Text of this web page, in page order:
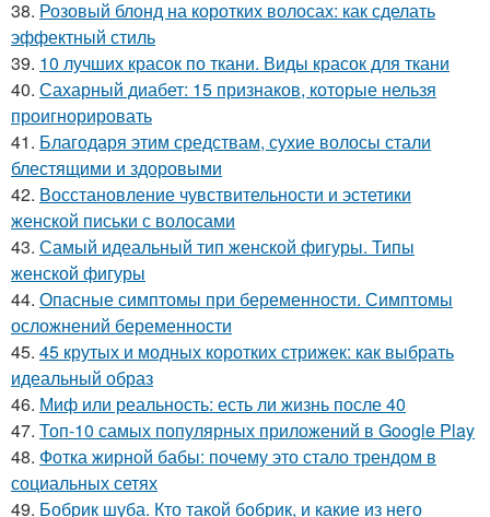
38. Розовый блонд на коротких волосах: как сделать
эффектный стиль
39. 10 лучших красок по ткани. Виды красок для ткани
40. Сахарный диабет: 15 признаков, которые нельзя
проигнорировать
41. Благодаря этим средствам, сухие волосы стали
блестящими и здоровыми
42. Восстановление чувствительности и эстетики
женской письки с волосами
43. Самый идеальный тип женской фигуры. Типы
женской фигуры
44. Опасные симптомы при беременности. Симптомы
осложнений беременности
45. 45 крутых и модных коротких стрижек: как выбрать
идеальный образ
46. Миф или реальность: есть ли жизнь после 40
47. Топ-10 самых популярных приложений в Google Play
48. Фотка жирной бабы: почему это стало трендом в
социальных сетях
49. Бобрик шуба. Кто такой бобрик, и какие из него